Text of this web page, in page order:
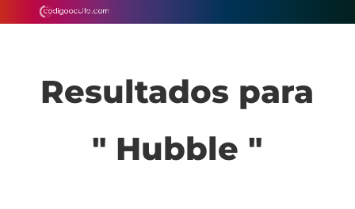
Resultados para
" Hubble "